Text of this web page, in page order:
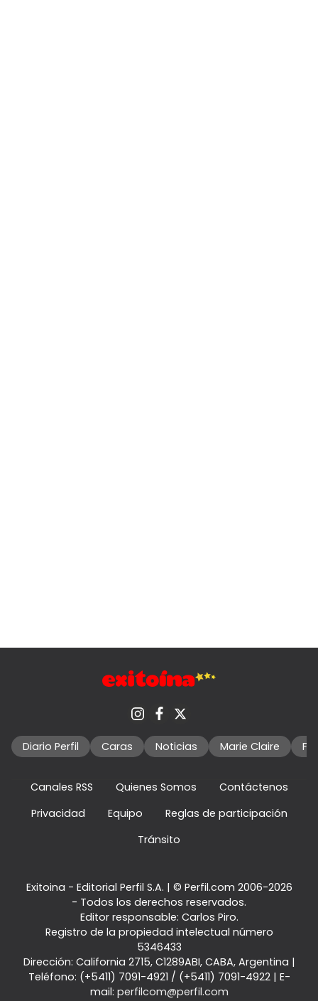
Diario Perfil Caras Noticias Marie Claire
Canales RSS Quienes Somos
Contáctenos
Privacidad
Equipo
Reglas de participación
Tránsito
Exitoina - Editorial Perfil S.A. | © Perfil.com 2006-2026
- Todos los derechos reservados.
Editor responsable: Carlos Piro.
Registro de la propiedad intelectual número
5346433
Dirección: California 2715, C1289ABI, CABA, Argentina |
Teléfono: (+5411) 7091-4921 / (+5411) 7091-4922| E-
mail: perfilcom@perfil.com